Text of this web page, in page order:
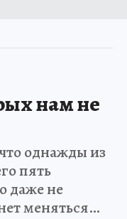
нам не
однажды из
пять
даже не
меняться…